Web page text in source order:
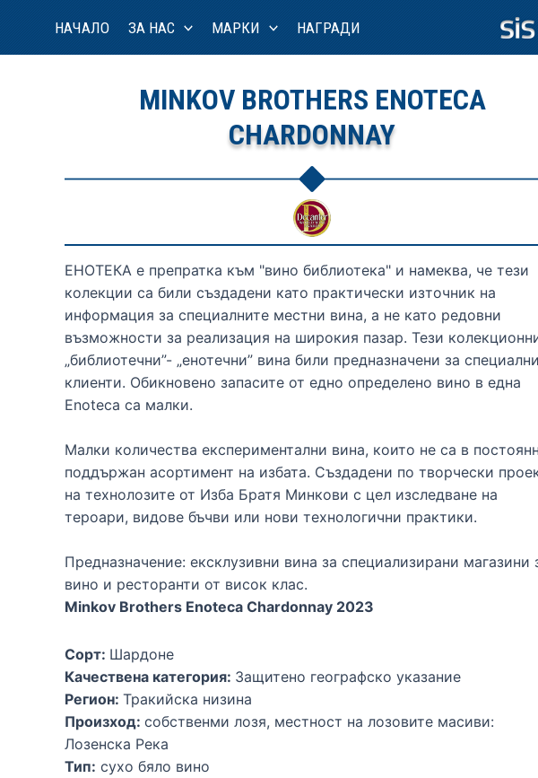
content
НАЧАЛО ЗА НАС МАРКИ НАГРАДИ
MINKOV BROTHERS ENOTECA
CHARDONNAY
ЕНОТЕКА е препратка към "вино библиотека" и намеква, че тези
колекции са били създадени като практически източник на
информация за специалните местни вина, а не като редовни
възможности за реализация на широкия пазар. Тези
„библиотечни”- „енотечни” вина били предназначени за специални
клиенти. Обикновено запасите от едно определено вино в една
Enoteca са малки.
Малки количества експериментални вина, които не са в
поддържан асортимент на избата. Създадени по творчески
на технолозите от Изба Братя Минкови с цел изследване на
тероари, видове бъчви или нови технологични практики.
Предназначение: ексклузивни вина за специализирани магазини
вино и ресторанти от висок клас.
Minkov Brothers Enoteca Chardonnay 2023
Сорт: Шардоне
Качествена категория: Защитено географско указание
Регион: Тракийска низина
Произход: собственми лозя, местност на лозовите масиви:
Лозенска Река
Тип: сухо бяло вино